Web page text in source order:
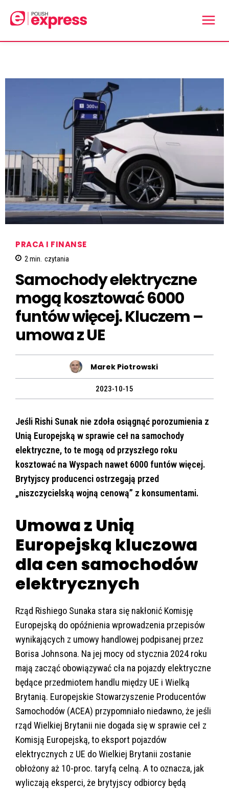
PRACA I FINANSE
2 min. czytania
Samochody elektryczne
mogą kosztować 6000
funtów więcej. Kluczem –
umowa z UE
Marek Piotrowski
2023-10-15
Jeśli Rishi Sunak nie zdoła osiągnąć porozumienia z
Unią Europejską w sprawie ceł na samochody
elektryczne, to te mogą od przyszłego roku
kosztować na Wyspach nawet 6000 funtów więcej.
Brytyjscy producenci ostrzegają przed
„niszczycielską wojną cenową” z konsumentami.
Umowa z Unią
Europejską kluczowa
dla cen samochodów
elektrycznych
Rząd Rishiego Sunaka stara się nakłonić Komisję
Europejską do opóźnienia wprowadzenia przepisów
wynikających z umowy handlowej podpisanej przez
Borisa Johnsona. Na jej mocy od stycznia 2024 roku
mają zacząć obowiązywać cła na pojazdy elektryczne
będące przedmiotem handlu między UE i Wielką
Brytanią. Europejskie Stowarzyszenie Producentów
Samochodów (ACEA) przypomniało niedawno, że jeśli
rząd Wielkiej Brytanii nie dogada się w sprawie ceł z
Komisją Europejską, to eksport pojazdów
elektrycznych z UE do Wielkiej Brytanii zostanie
obłożony aż 10-proc. taryfą celną. A to oznacza, jak
wyliczają eksperci, że brytyjscy odbiorcy będą